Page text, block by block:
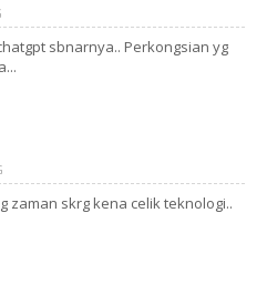
sbnarnya.. Perkongsian yg
zaman skrg kena celik teknologi..